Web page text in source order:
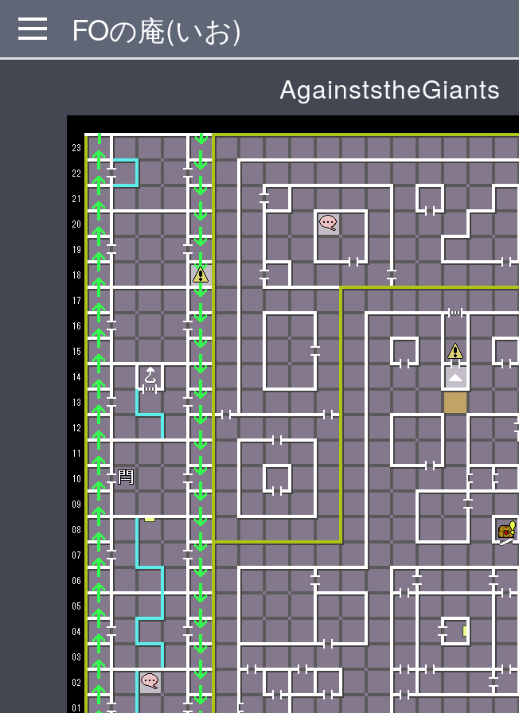
MENU FOの庵(いお)
AgainststheGiants